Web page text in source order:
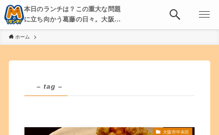
本日のランチは？この重大な問題
に立ち向かう葛藤の日々。大阪・
京都・神戸を中心とした食べ歩
き、飲み歩きを綴る。
ホーム
– tag –
大阪市中央区